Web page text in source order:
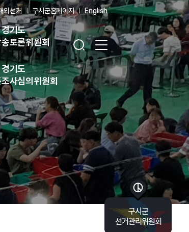
외선거 구시군홈페이지 English
경기도
토론위원회
경기도
사심의위원회
구시군
선거관리위원회
바로가기 목록 열기